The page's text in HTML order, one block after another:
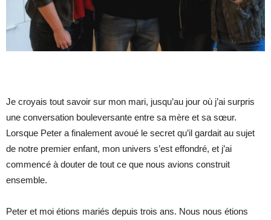
Je croyais tout savoir sur mon mari, jusqu’au jour où j’ai surpris
une conversation bouleversante entre sa mère et sa sœur.
Lorsque Peter a finalement avoué le secret qu’il gardait au sujet
de notre premier enfant, mon univers s’est effondré, et j’ai
commencé à douter de tout ce que nous avions construit
ensemble.
Peter et moi étions mariés depuis trois ans. Nous nous étions